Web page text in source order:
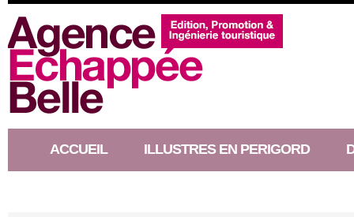
ACCUEIL ILLUSTRES EN PERIGORD